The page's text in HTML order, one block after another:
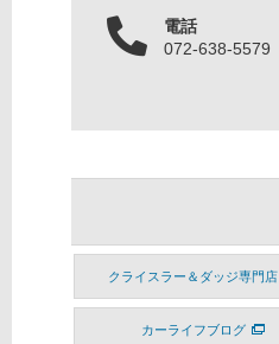
電話
072-638-5579
クライスラー＆ダッジ専門店
カーライフブログ